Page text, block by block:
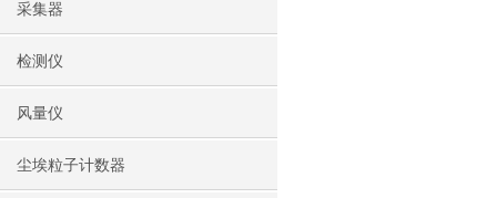
采集器
检测仪
风量仪
尘埃粒子计数器